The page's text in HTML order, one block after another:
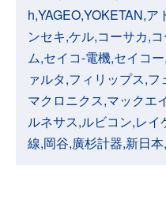
h,YAGEO,YOKETAN,
ンセキ,ケル,コーサカ,
ム,セイコ-電機,セイコ
ァルタ,フィリップス,
マクロニクス,マックエ
ルネサス,ルビコン,レ
線,岡谷,廣杉計器,新日